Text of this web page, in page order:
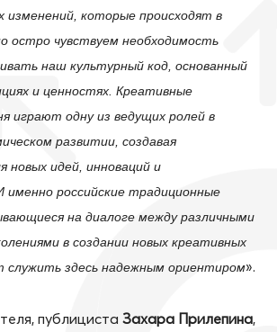
которые происходят в
остро чувствуем необходимость
наш культурный код, основанный
и ценностях. Креативные
играют одну из ведущих ролей в
развитии, создавая
новых идей, инноваций и
именно российские традиционные
на диалоге между различными
в создании новых креативных
служить здесь надежным ориентиром».
публициста Захара Прилепина,